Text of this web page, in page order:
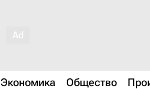
Экономика Общество